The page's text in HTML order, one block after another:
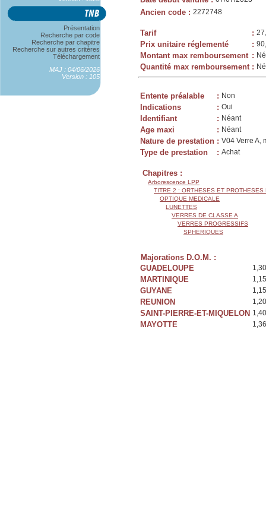
Présentation
Recherche par code
Recherche par chapitre
Recherche sur autres critères
Téléchargement
MAJ : 04/06/2026
Version : 105
Ancien code : 2272748
Tarif :
Prix unitaire réglementé :
Montant max remboursement :
Quantité max remboursement :
Entente préalable : Non
Indications : Oui
Identifiant : Néant
Age maxi : Néant
Nature de prestation : V04 Verre A,
Type de prestation : Achat
Chapitres :
Arborescence LPP
TITRE 2 : ORTHESES ET PROTHESES
OPTIQUE MEDICALE
LUNETTES
VERRES DE CLASSE A
VERRES PROGRESSIFS
SPHERIQUES
Majorations D.O.M. :
GUADELOUPE
MARTINIQUE
GUYANE
REUNION
SAINT-PIERRE-ET-MIQUELON
MAYOTTE